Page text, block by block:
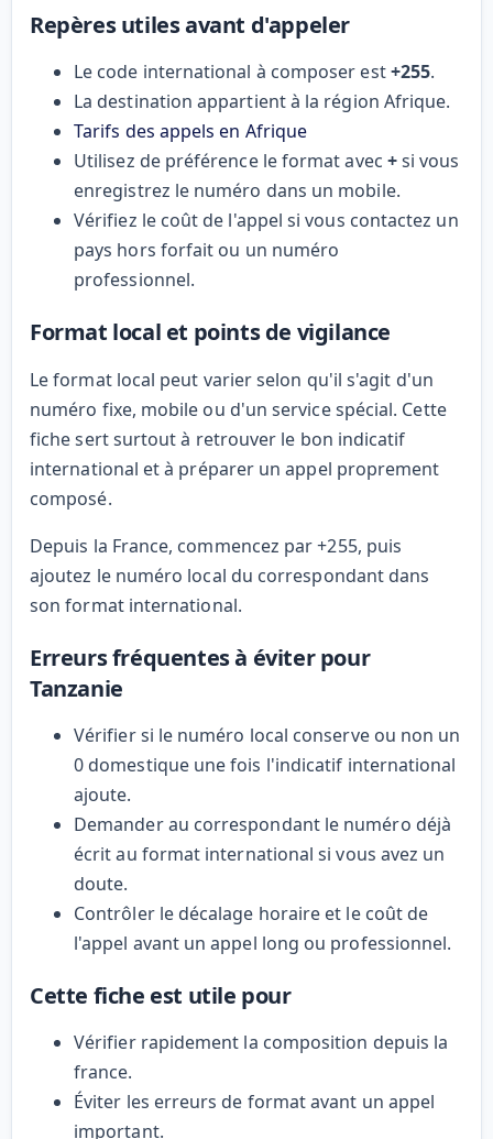
Repères utiles avant d'appeler
Le code international à composer est+255.
La destination appartient à la région Afrique.
Tarifs des appels en Afrique
Utilisez de préférence le format avec +si vous
enregistrez le numéro dans un mobile.
Vérifiez le coût de l'appel si vous contactez un
pays hors forfait ou un numéro
professionnel.
Format local et points de vigilance
Le format local peut varier selon qu'il s'agit d'un
numéro fixe, mobile ou d'un service spécial. Cette
fiche sert surtout à retrouver le bon indicatif
international et à préparer un appel proprement
composé.
Depuis la France, commencez par +255, puis
ajoutez le numéro local du correspondant dans
son format international.
Erreurs fréquentes à éviter pour
Tanzanie
Vérifier si le numéro local conserve ou non un
0 domestique une fois l'indicatif international
ajoute.
Demander au correspondant le numéro déjà
écrit au format international si vous avez un
doute.
Contrôler le décalage horaire et le coût de
l'appel avant un appel long ou professionnel.
Cette fiche est utile pour
Vérifier rapidement la composition depuis la
france.
Éviter les erreurs de format avant un appel
important.